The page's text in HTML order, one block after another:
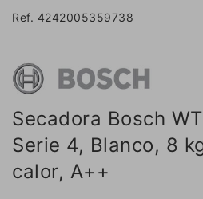
Ref. 4242005359738
Secadora Bosch
Serie 4, Blanco, 8
calor, A++